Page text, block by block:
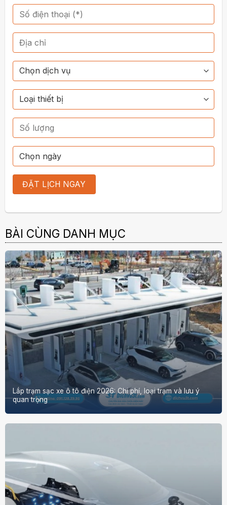
BÀI CÙNG DANH MỤC
Lắp trạm sạc xe ô tô điện 2026: Chi phí, loại trạm và lưu ý
quan trọng